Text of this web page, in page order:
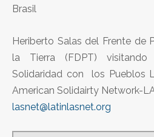
Brasil
Heriberto Salas del Frente de
la Tierra (FDPT)
Solidaridad con los Pueblos
American Solidairty Network-
lasnet@latinlasnet.org